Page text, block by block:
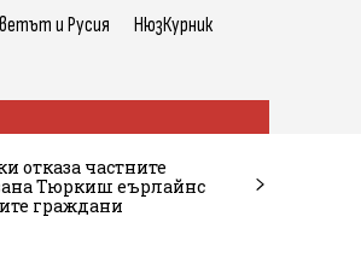
и Русия НюзКурник
отказа частните
Тюркиш еърлайнс
граждани